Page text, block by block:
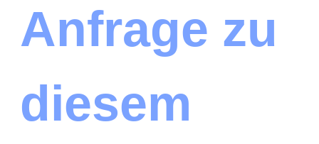
Anfrage zu
diesem